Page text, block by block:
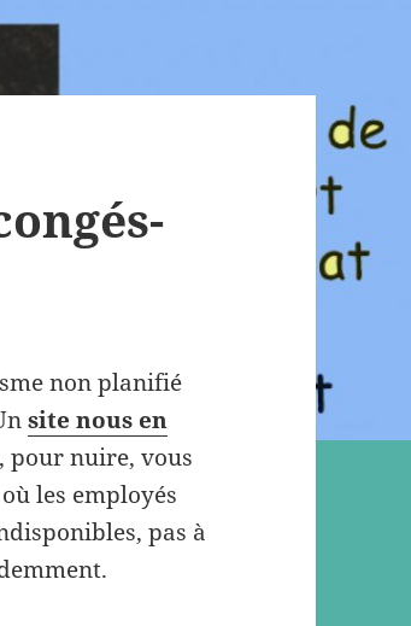
non planifié
site nous en
pour nuire, vous
les employés
pas à